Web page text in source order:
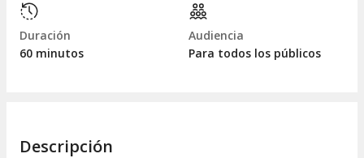
Duración
60 minutos
Audiencia
Para todos los públicos
Descripción